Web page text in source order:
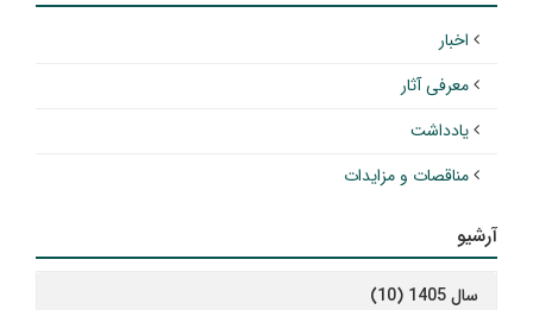
اخبار
معرفی آثار
یادداشت
مناقصات و مزایدات
آرشیو
سال 1405 (10)